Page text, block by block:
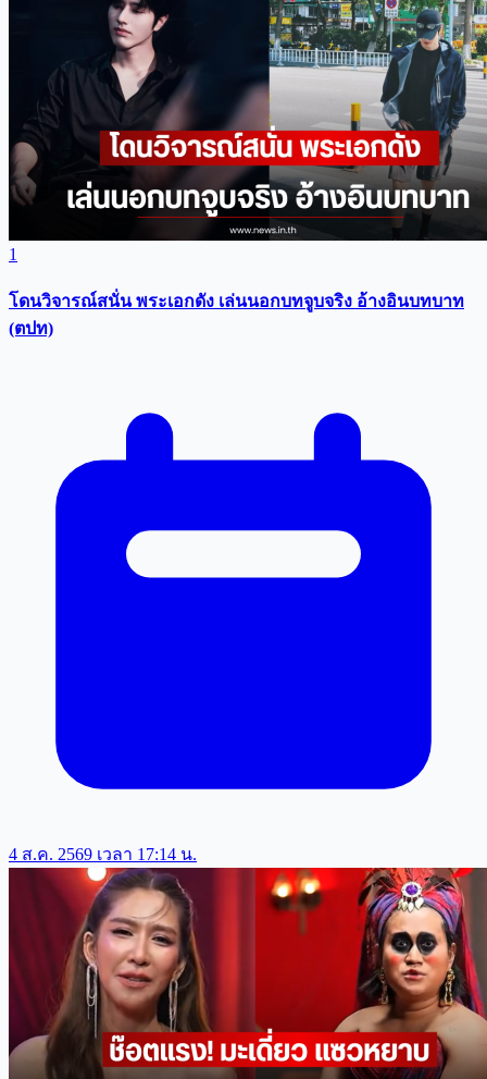
1
โดนวิจารณ์สนั่น พระเอกดัง เล่นนอกบทจูบจริง อ้างอินบทบาท
(ตปท)
4 ส.ค. 2569 เวลา 17:14 น.